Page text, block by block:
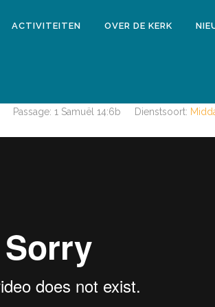
ACTIVITEITEN OVER DE KERK
Passage: 1 Samuël 14:6b Dienstsoort: